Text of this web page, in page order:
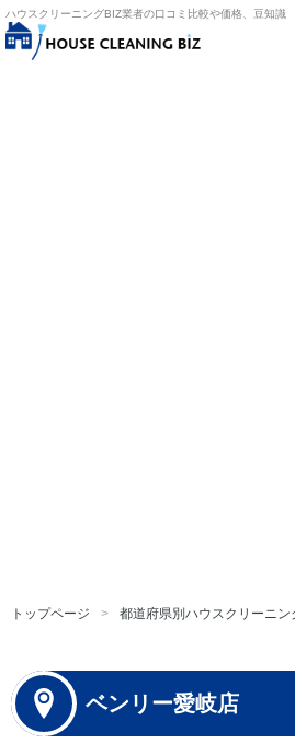
ハウスクリーニングBIZ業者の口コミ比較や価格、豆知識
トップページ 都道府県別ハウスクリーニン
ベンリー愛岐店